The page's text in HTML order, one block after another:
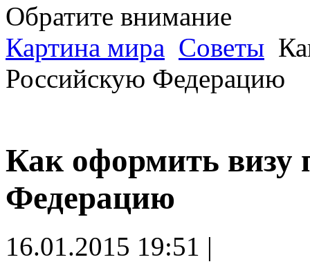
Обратите внимание
Картина мира Советы
Российскую Федерацию
Как оформить визу
Федерацию
16.01.2015 19:51 |